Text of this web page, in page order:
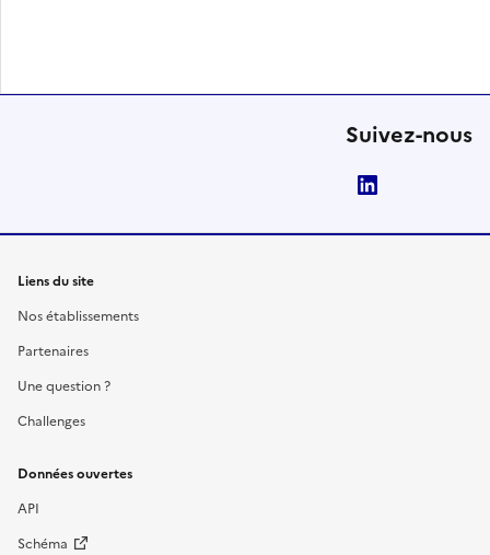
Suivez-nous
Liens du site
Nos établissements
Partenaires
Une question ?
Challenges
Données ouvertes
API
Schéma